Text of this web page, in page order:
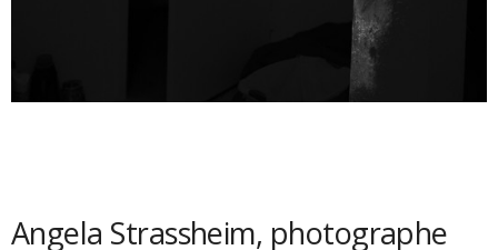
Angela Strassheim, photographe